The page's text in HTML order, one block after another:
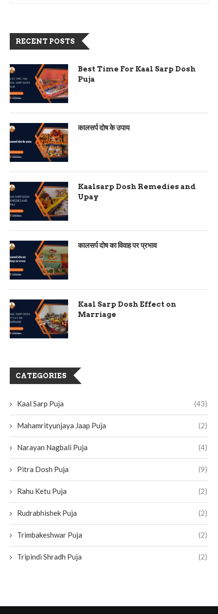
RECENT POSTS
Best Time For Kaal Sarp Dosh
Puja
कालसर्प दोष के उपाय
Kaalsarp Dosh Remedies and
Upay
कालसर्प दोष का विवाह पर प्रभाव
Kaal Sarp Dosh Effect on
Marriage
CATEGORIES
Kaal Sarp Puja (43)
Mahamrityunjaya Jaap Puja (2)
Narayan Nagbali Puja (4)
Pitra Dosh Puja (9)
Rahu Ketu Puja (2)
Rudrabhishek Puja (2)
Trimbakeshwar Puja (2)
Tripindi Shradh Puja (2)